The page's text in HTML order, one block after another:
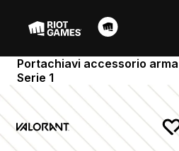
Portachiavi accessorio arma
Serie 1